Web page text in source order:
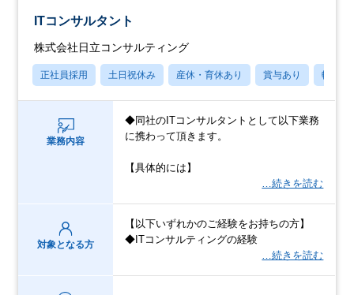
ITコンサルタント
株式会社日立コンサルティング
正社員採用 土日祝休み 産休・育休あり 賞与あり 転勤な
業務内容
◆同社のITコンサルタントとして以下業務
に携わって頂きます。
【具体的には】
…続きを読む
対象となる方
【以下いずれかのご経験をお持ちの方】
◆ITコンサルティングの経験
…続きを読む